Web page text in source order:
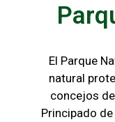
El Parque
natural
concejos
Principado